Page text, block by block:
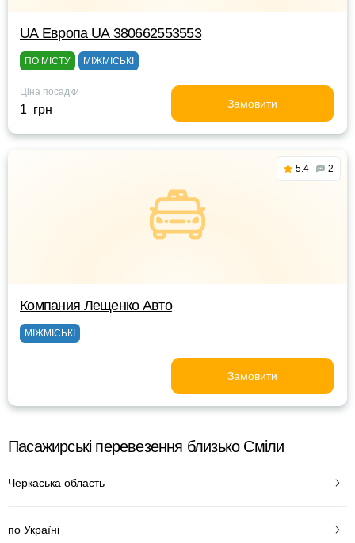
UА Европа UА 380662553553
ПО МІСТУ МІЖМІСЬКІ
Ціна посадки
1 грн Замовити
5.4 2
Компания Лещенко Авто
МІЖМІСЬКІ
Замовити
Пасажирські перевезення близько Сміли
Черкаська область
по Україні